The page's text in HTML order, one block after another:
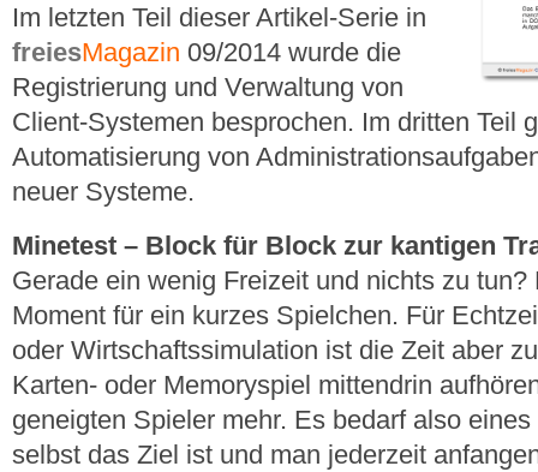
Im letzten Teil dieser Artikel-Serie in
freiesMagazin 09/2014 wurde die
Registrierung und Verwaltung von
Client-Systemen besprochen. Im dritten Teil
Automatisierung von
neuer Systeme.
Minetest – Block für Block zur kantigen
Gerade ein wenig Freizeit und nichts zu
Moment für ein kurzes Spielchen. Für
oder Wirtschaftssimulation ist die Zeit aber
Karten- oder Memoryspiel mittendrin
geneigten Spieler mehr. Es bedarf also
selbst das Ziel ist und man jederzeit